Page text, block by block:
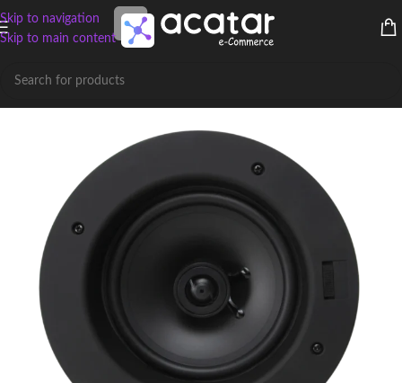
Skip to navigation
Skip to main content